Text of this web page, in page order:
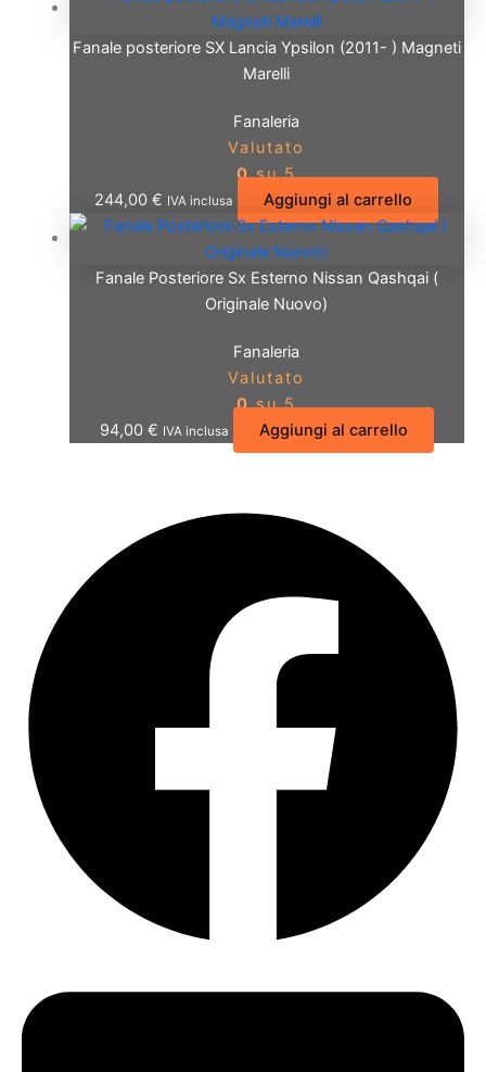
Fanale posteriore SX Lancia Ypsilon (2011- ) Magneti
Marelli
Fanaleria
Valutato
0su 5
244,00€ IVA inclusa Aggiungi al carrello
Fanale Posteriore Sx Esterno Nissan Qashqai (
Originale Nuovo)
Fanaleria
Valutato
0su 5
94,00 € IVA inclusa Aggiungi al carrello